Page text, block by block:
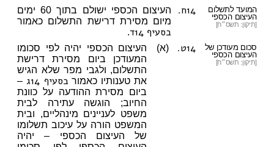
14ח.
המועד לתשלום
העיצום הכספי
[תיקון: תשס״ח]
העיצום הכספי ישולם בתוך 60 ימים
מיום מסירת דרישת התשלום כאמור
בסעיף 14ד .
14ט.
סכום מעודכן של
העיצום הכספי
[תיקון: תשס״ח]
(א)
העיצום הכספי יהיה לפי סכומו
המעודכן ביום מסירת דרישת
התשלום, ולגבי מפר שלא הגיש
את טענותיו כאמור בסעיף 14ג
–
ביום מסירת ההודעה על כוונת
החיוב; הוגשה עתירה לבית
משפט לעניינים מינהליים, ובית
המשפט הורה על עיכוב תשלומו
של העיצום הכספי – יהיה